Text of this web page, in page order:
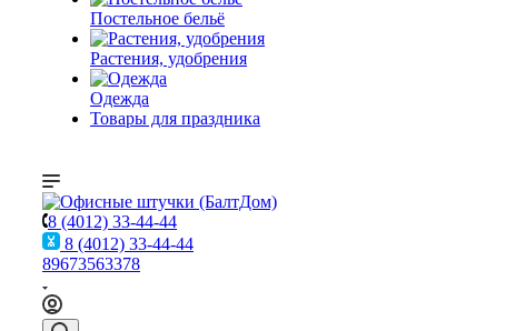
Постельное бельё
Растения, удобрения
Одежда
Товары для праздника
8 (4012) 33-44-44
8 (4012) 33-44-44
89673563378